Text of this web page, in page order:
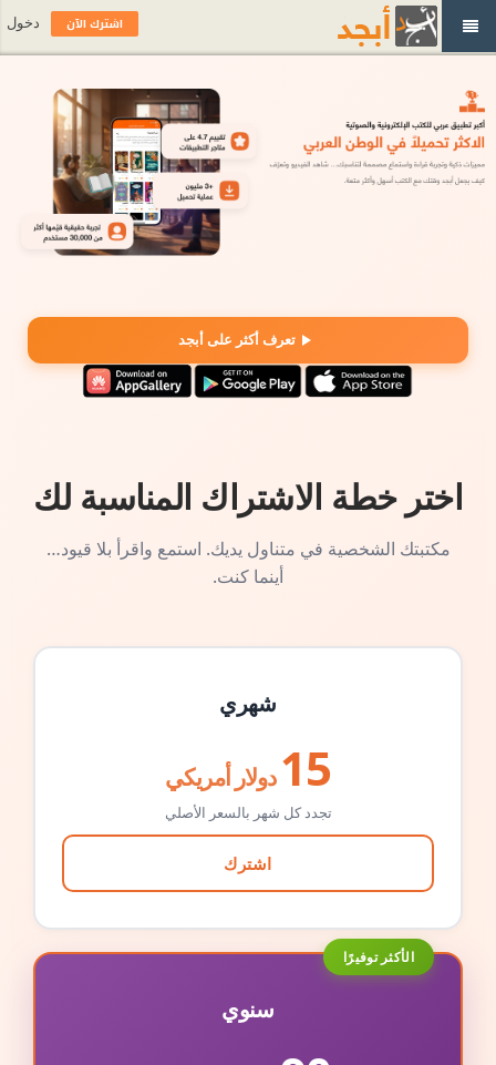
تعرف أكثر على أبجد
اختر خطة الاشتراك المناسبة لك
مكتبتك الشخصية في متناول يديك. استمع واقرأ بلا قيود…
أينما كنت.
شهري
15 دولار أمريكي
تجدد كل شهر بالسعر الأصلي
اشترك
الأكثر توفيرًا
سنوي
اشترك الآن دخول